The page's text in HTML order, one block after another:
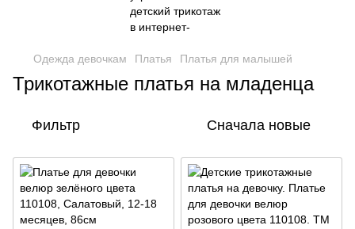
Одежда девочкам Платья Платья для малышей
Трикотажные платья на младенца
Фильтр Сначала новые